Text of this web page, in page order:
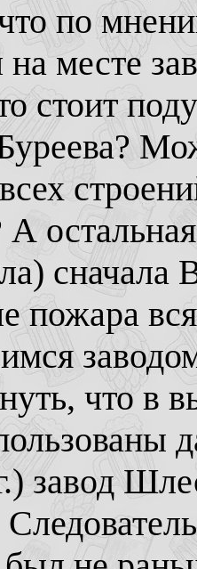
по
месте
стоит
пожара
что в
завод